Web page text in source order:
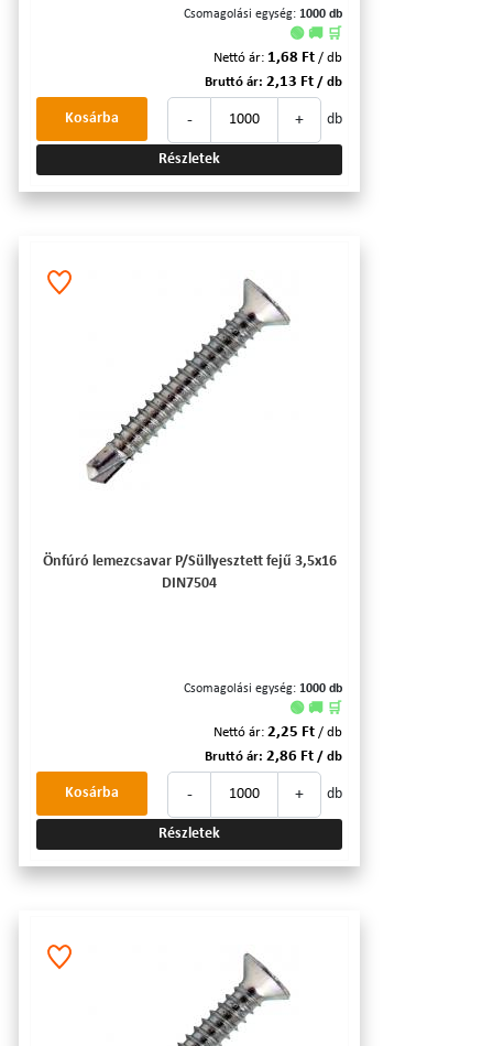
Csomagolási egység: 1000 db
🟢 🚚 🛒
Nettó ár: 1,68 Ft / db
Bruttó ár: 2,13 Ft / db
- + db
Kosárba
Részletek
Önfúró lemezcsavar P/Süllyesztett fejű 3,5x16
DIN7504
Csomagolási egység: 1000 db
🟢 🚚 🛒
Nettó ár: 2,25 Ft / db
Bruttó ár: 2,86 Ft / db
- + db
Kosárba
Részletek